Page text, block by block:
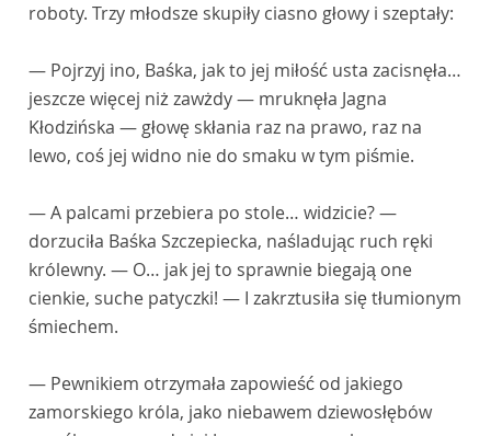
roboty. Trzy młodsze skupiły ciasno głowy i szeptały:
— Pojrzyj ino, Baśka, jak to jej miłość usta zacisnęła…
jeszcze więcej niż zawżdy — mruknęła Jagna
Kłodzińska — głowę skłania raz na prawo, raz na
lewo, coś jej widno nie do smaku w tym piśmie.
— A palcami przebiera po stole… widzicie? —
dorzuciła Baśka Szczepiecka, naśladując ruch ręki
królewny. — O… jak jej to sprawnie biegają one
cienkie, suche patyczki! — I zakrztusiła się tłumionym
śmiechem.
— Pewnikiem otrzymała zapowieść od jakiego
zamorskiego króla, jako niebawem dziewosłębów